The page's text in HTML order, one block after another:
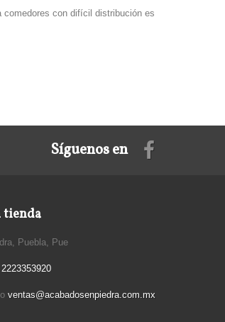
con difícil distribución es
Síguenos en
tienda
Puebla, Pue
2223353920
ventas@acabadosenpiedra.com.mx